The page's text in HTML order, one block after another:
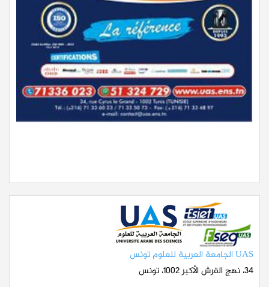
UAS الجامعة العربية للعلوم تونس
34، نهج القرش الأكبر 1002، تونس